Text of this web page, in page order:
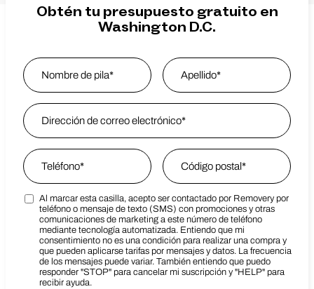
Obtén tu presupuesto gratuito en
Washington D.C.
Name
Nombre
Email Address
Phone Zip Code
Zip Code
Marketing SMS Consent Terms
Al marcar esta casilla, acepto ser contactado por Removery por
teléfono o mensaje de texto (SMS) con promociones y otras
comunicaciones de marketing a este número de teléfono
mediante tecnología automatizada. Entiendo que mi
consentimiento no es una condición para realizar una compra y
que pueden aplicarse tarifas por mensajes y datos. La frecuencia
de los mensajes puede variar. También entiendo que puedo
responder "STOP" para cancelar mi suscripción y "HELP" para
recibir ayuda.